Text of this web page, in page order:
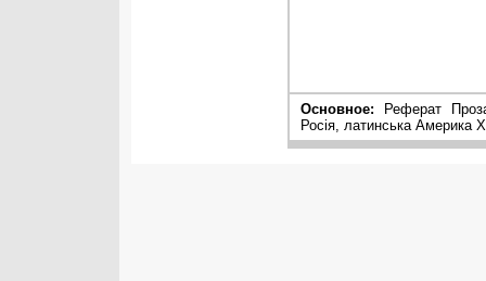
Основное: Реферат
Росія, латинська Америка